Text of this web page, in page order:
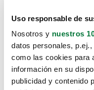
Uso responsable de
Nosotros y nuestros
datos personales,
como las cookies para
información en su
publicidad y contenido
Lo sentimos,
te hemos